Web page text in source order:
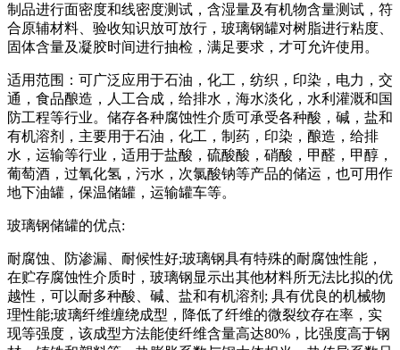
制品进行面密度和线密度测试，含湿量及有机物含量测试，符
合原辅材料、验收知识放可放行，玻璃钢罐对树脂进行粘度、
固体含量及凝胶时间进行抽检，满足要求，才可允许使用。
适用范围：可广泛应用于石油，化工，纺织，印染，电力，交
通，食品酿造，人工合成，给排水，海水淡化，水利灌溉和国
防工程等行业。储存各种腐蚀性介质可承受各种酸，碱，盐和
有机溶剂，主要用于石油，化工，制药，印染，酿造，给排
水，运输等行业，适用于盐酸，硫酸酸，硝酸，甲醛，甲醇，
葡萄酒，过氧化氢，污水，次氯酸钠等产品的储运，也可用作
地下油罐，保温储罐，运输罐车等。
玻璃钢储罐的优点:
耐腐蚀、防渗漏、耐候性好;玻璃钢具有特殊的耐腐蚀性能，
在贮存腐蚀性介质时，玻璃钢显示出其他材料所无法比拟的优
越性，可以耐多种酸、碱、盐和有机溶剂; 具有优良的机械物
理性能;玻璃纤维缠绕成型，降低了纤维的微裂纹存在率，实
现等强度，该成型方法能使纤维含量高达80%，比强度高于钢